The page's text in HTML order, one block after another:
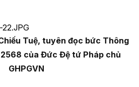
Tuệ, tuyên đọc bức Thông
của Đức Đệ tứ Pháp chủ
GHPGVN